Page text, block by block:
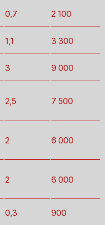
0,7 2 100
1,1 3 300
3 9 000
2,5 7 500
2 6 000
2 6 000
0,3 900